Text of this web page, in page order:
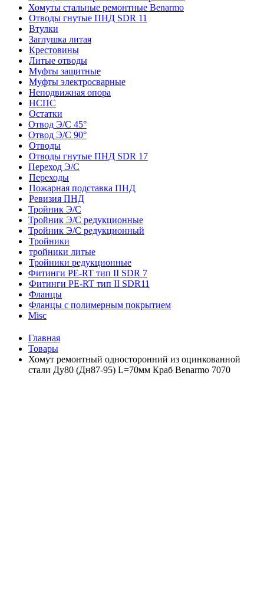
Хомуты стальные ремонтные Benarmo
Отводы гнутые ПНД SDR 11
Втулки
Заглушка литая
Крестовины
Литые отводы
Муфты защитные
Муфты электросварные
Неподвижная опора
НСПС
Остатки
Отвод Э/С 45°
Отвод Э/С 90°
Отводы
Отводы гнутые ПНД SDR 17
Переход Э/С
Переходы
Пожарная подставка ПНД
Ревизия ПНД
Тройник Э/С
Тройник Э/С редукционные
Тройник Э/С редукционный
Тройники
тройники литые
Тройники редукционные
Фитинги PE-RT тип II SDR 7
Фитинги PE-RT тип II SDR11
Фланцы
Фланцы с полимерным покрытием
Misc
Главная
Товары
Хомут ремонтный односторонний из оцинкованной
стали Ду80 (Дн87-95) L=70мм Краб Benarmo 7070